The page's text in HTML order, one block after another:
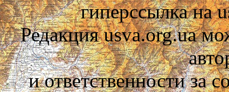
гиперссылка на
Редакция usva.org.ua
и ответственности за